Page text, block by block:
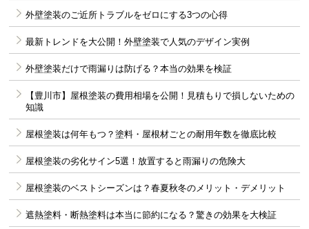
外壁塗装のご近所トラブルをゼロにする3つの心得
最新トレンドを大公開！外壁塗装で人気のデザイン実例
外壁塗装だけで雨漏りは防げる？本当の効果を検証
【豊川市】屋根塗装の費用相場を公開！見積もりで損しないための
知識
屋根塗装は何年もつ？塗料・屋根材ごとの耐用年数を徹底比較
屋根塗装の劣化サイン5選！放置すると雨漏りの危険大
屋根塗装のベストシーズンは？春夏秋冬のメリット・デメリット
遮熱塗料・断熱塗料は本当に節約になる？驚きの効果を大検証